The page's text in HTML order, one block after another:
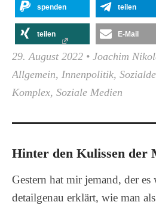
spenden teilen
teilen E-Mail
29. August 2022 • Joachim
Allgemein, Innenpolitik,
Komplex, Soziale Medien
Hinter den Kulissen der
Gestern hat mir jemand, der es
detailgenau erklärt, wie man